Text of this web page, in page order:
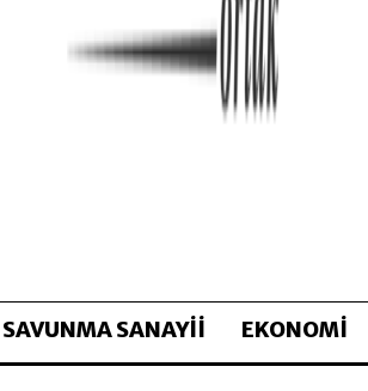
SAVUNMA SANAYİİ EKONOMİ